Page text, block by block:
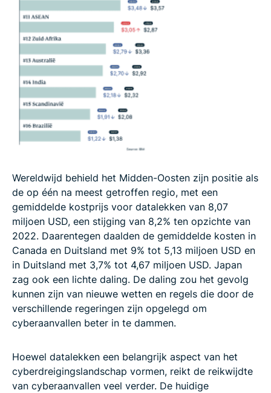
Wereldwijd behield het Midden-Oosten zijn positie als
de op één na meest getroffen regio, met een
gemiddelde kostprijs voor datalekken van 8,07
miljoen USD, een stijging van 8,2% ten opzichte van
2022. Daarentegen daalden de gemiddelde kosten in
Canada en Duitsland met 9% tot 5,13 miljoen USD en
in Duitsland met 3,7% tot 4,67 miljoen USD. Japan
zag ook een lichte daling. De daling zou het gevolg
kunnen zijn van nieuwe wetten en regels die door de
verschillende regeringen zijn opgelegd om
cyberaanvallen beter in te dammen.
Hoewel datalekken een belangrijk aspect van het
cyberdreigingslandschap vormen, reikt de reikwijdte
van cyberaanvallen veel verder. De huidige